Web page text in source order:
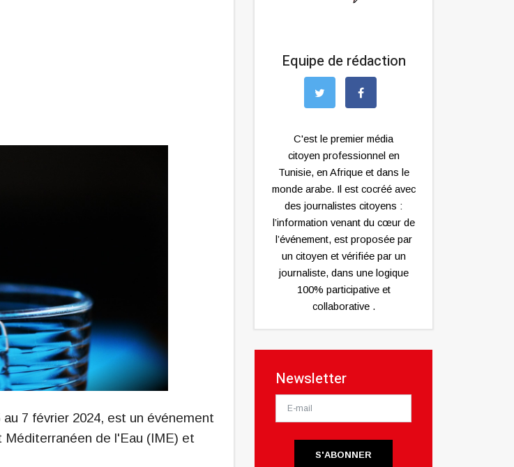
7 février 2024, est un événement
de l'Eau (IME) et
Equipe de rédaction
C'est le premier média
citoyen professionnel en
Tunisie, en Afrique et dans le
monde arabe. Il est cocréé avec
des journalistes citoyens :
l’information venant du cœur de
l’événement, est proposée par
un citoyen et vérifiée par un
journaliste, dans une logique
100% participative et
collaborative .
Newsletter
S'ABONNER